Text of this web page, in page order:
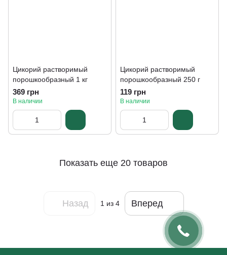
Цикорий растворимый
порошкообразный 1 кг
369 грн
В наличии
Цикорий растворимый
порошкообразный 250 г
119 грн
В наличии
Показать еще 20 товаров
Назад 1 из 4 Вперед